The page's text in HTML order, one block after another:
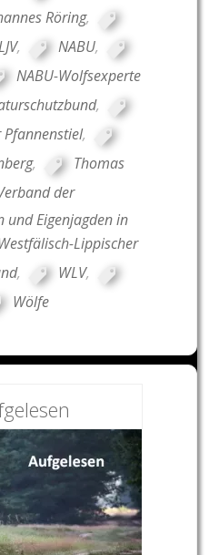
Röring,
, NABU,
NABU-Wolfsexperte
,
,
,
Thomas
der
und Eigenjagden in
Lippischer
, WLV,
Wölfe